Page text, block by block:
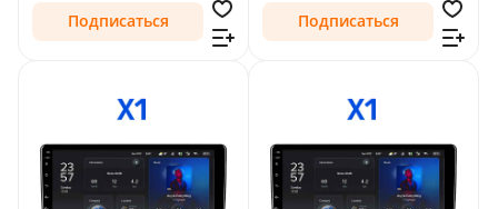
Подписаться Подписаться